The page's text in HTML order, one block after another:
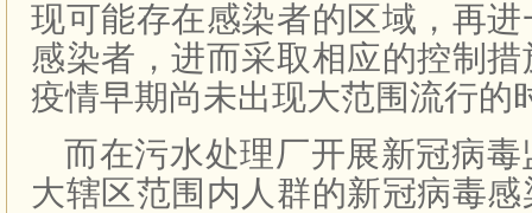
现可能存在感染者的区域，再
感染者，进而采取相应的控制
疫情早期尚未出现大范围流行的
而在污水处理厂开展新冠病
大辖区范围内人群的新冠病毒